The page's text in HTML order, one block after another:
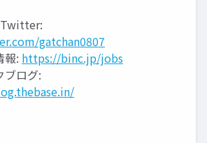
gatchan0807
報: https://binc.jp/jobs
ブログ: